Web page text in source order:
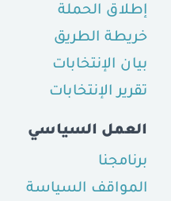
إطلاق الحملة
خريطة الطريق
بيان الإنتخابات
تقرير الإنتخابات
العمل السياسي
برنامجنا
المواقف السياسة